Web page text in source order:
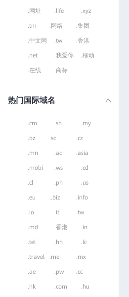
.网址 .life .xyz
.tm .网络 .集团
.中文网 .tw .香港
.net .我爱你 .移动
.在线 .商标
热门国际域名
.cm .sh .my
.bz .sc .cz
.mn .ac .asia
.mobi .ws .cd
.cl .ph .us
.eu ..biz .info
.io .it .tw
.md .香港 .in
.tel .hn .lc
.travel .me .mx
.ae .pw .cc
.hk .com .hu